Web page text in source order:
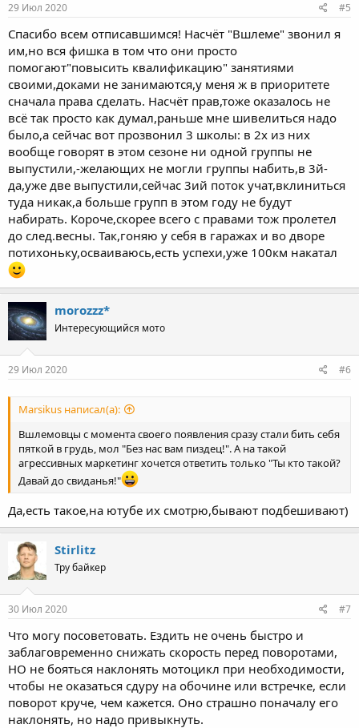
s
29 Июл 2020 #5
Спасибо всем отписавшимся! Насчёт "Вшлеме" звонил я
им,но вся фишка в том что они просто
помогают"повысить квалификацию" занятиями
своими,доками не занимаются,у меня ж в приоритете
сначала права сделать. Насчёт прав,тоже оказалось не
всё так просто как думал,раньше мне шивелиться надо
было,а сейчас вот прозвонил 3 школы: в 2х из них
вообще говорят в этом сезоне ни одной группы не
выпустили,-желающих не могли группы набить,в 3й-
да,уже две выпустили,сейчас 3ий поток учат,вклиниться
туда никак,а больше групп в этом году не будут
набирать. Короче,скорее всего с правами тож пролетел
до след.весны. Так,гоняю у себя в гаражах и во дворе
потихоньку,осваиваюсь,есть успехи,уже 100км накатал
morozzz*
Интересующийся мото
29 Июл 2020 #6
Marsikus написал(а):
Вшлемовцы с момента своего появления сразу стали бить себя
пяткой в грудь, мол "Без нас вам пиздец!". А на такой
агрессивных маркетинг хочется ответить только "Ты кто такой?
Давай до свиданья!"
Да,есть такое,на ютубе их смотрю,бывают подбешивают)
Stirlitz
Тру байкер
30 Июл 2020 #7
Что могу посоветовать. Ездить не очень быстро и
заблаговременно снижать скорость перед поворотами,
НО не бояться наклонять мотоцикл при необходимости,
чтобы не оказаться сдуру на обочине или встречке, если
поворот круче, чем кажется. Оно страшно поначалу его
наклонять, но надо привыкнуть.